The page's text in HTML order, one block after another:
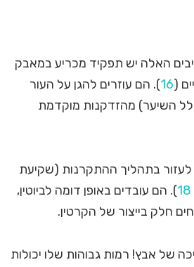
האלה יש תפקיד מכריע במאבק
(
16). הם עוזרים להגן על העור
השיער) מהזדקנות מוקדמת
לעזור בתהליך ההתקרנות (שקיעת
18). הם עובדים באופן דומה לביוטין,
חלק בייצור של הקרטין.
של אבץ! רמות גבוהות שלו יכולות